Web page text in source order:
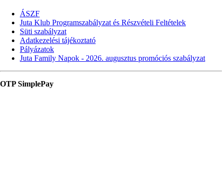
ÁSZF
Juta Klub Programszabályzat és Részvételi Feltételek
Süti szabályzat
Adatkezelési tájékoztató
Pályázatok
Juta Family Napok - 2026. augusztus promóciós szabályzat
OTP SimplePay